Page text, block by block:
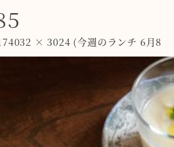
4032 × 3024 (今週のランチ 6月8